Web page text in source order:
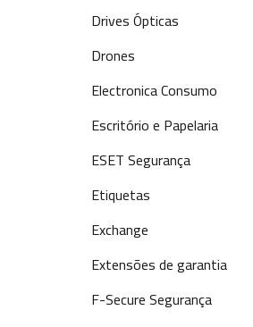
Drives Ópticas
Drones
Electronica Consumo
Escritório e Papelaria
ESET Segurança
Etiquetas
Exchange
Extensões de garantia
F-Secure Segurança